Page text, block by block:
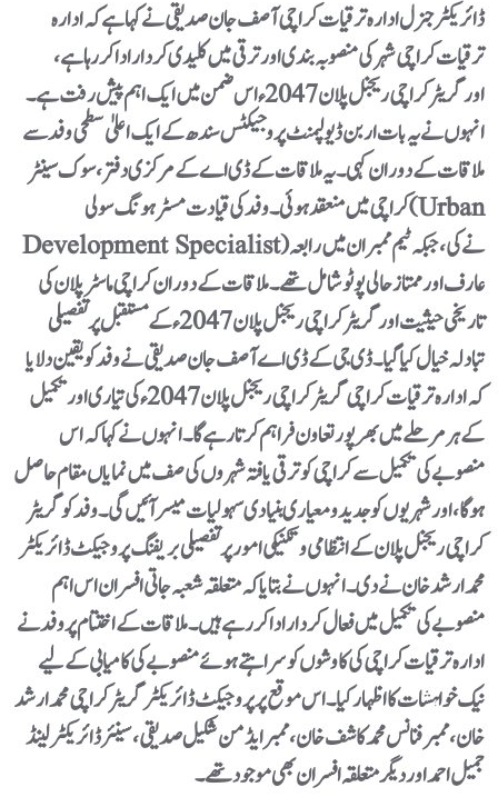
ڈائریکٹر جنرل ادارہ ترقیات کراچی آصف جان صدیقی نے کہا ہے کہ ادارہ
ترقیات کراچی شہر کی منصوبہ بندی اور ترقی میں کلیدی کردار ادا کر رہا ہے،
اورگریٹر کراچی ریجنل پلان 2047 ء اس ضمن میں ایک اہم پیش رفت ہے۔
انہوں نے یہ بات اربن ڈیولپمنٹ پروجیکٹس سندھ کے ایک اعلیٰ سطحی وفد سے
ملاقات کے دوران کہی۔ یہ ملاقات کے ڈی اے کے مرکزی دفتر، سوک سینٹر
کراچی میں منعقد ہوئی۔وفد کی قیادت مسٹر ہونگ سو لی (Urban
Development Specialist) نے کی، جبکہ ٹیم ممبران میں رابعہ
عارف اور ممتاز حالی پوٹو شامل تھے۔ ملاقات کے دوران کراچی ماسٹر پلان کی
تاریخی حیثیت اور گریٹر کراچی ریجنل پلان 2047 ء کے مستقبل پر تفصیلی
تبادلہ خیال کیا گیا۔ڈی جی کے ڈی اے آصف جان صدیقی نے وفد کو یقین دلایا
کہ ادارہ ترقیات کراچی گریٹر کراچی ریجنل پلان2047 ء کی تیاری اور تکمیل
کے ہر مرحلے میں بھرپور تعاون فراہم کرتا رہے گا۔ انہوں نے کہا کہ اس
منصوبے کی تکمیل سے کراچی کو ترقی یافتہ شہروں کی صف میں نمایاں مقام حاصل
ہوگا، اور شہریوں کو جدید و معیاری بنیادی سہولیات میسر آئیں گی۔وفد کو گریٹر
کراچی ریجنل پلان کے انتظامی و تکنیکی امور پر تفصیلی بریفنگ پروجیکٹ ڈائریکٹر
محمد ارشد خان نے دی۔ انہوں نے بتایا کہ متعلقہ شعبہ جاتی افسران اس اہم
منصوبے کی تکمیل میں فعال کردار ادا کر رہے ہیں۔ملاقات کے اختتام پر وفد نے
ادارہ ترقیات کراچی کی کاوشوں کو سراہتے ہوئے منصوبے کی کامیابی کے لیے
نیک خواہشات کا اظہار کیا۔اس موقع پر پروجیکٹ ڈائریکٹر گریٹر کراچی محمد ارشد
خان، ممبر فنانس محمد کاشف خان، ممبر ایڈمن شکیل صدیقی، سینئر ڈائریکٹر لینڈ
جمیل احمد اور دیگر متعلقہ افسران بھی موجود تھے۔